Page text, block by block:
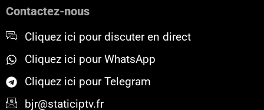
o
r
e
Contactez-nous
Cliquez ici pour discuter en direct
Cliquez ici pour WhatsApp
Cliquez ici pour Telegram
bjr@staticiptv.fr